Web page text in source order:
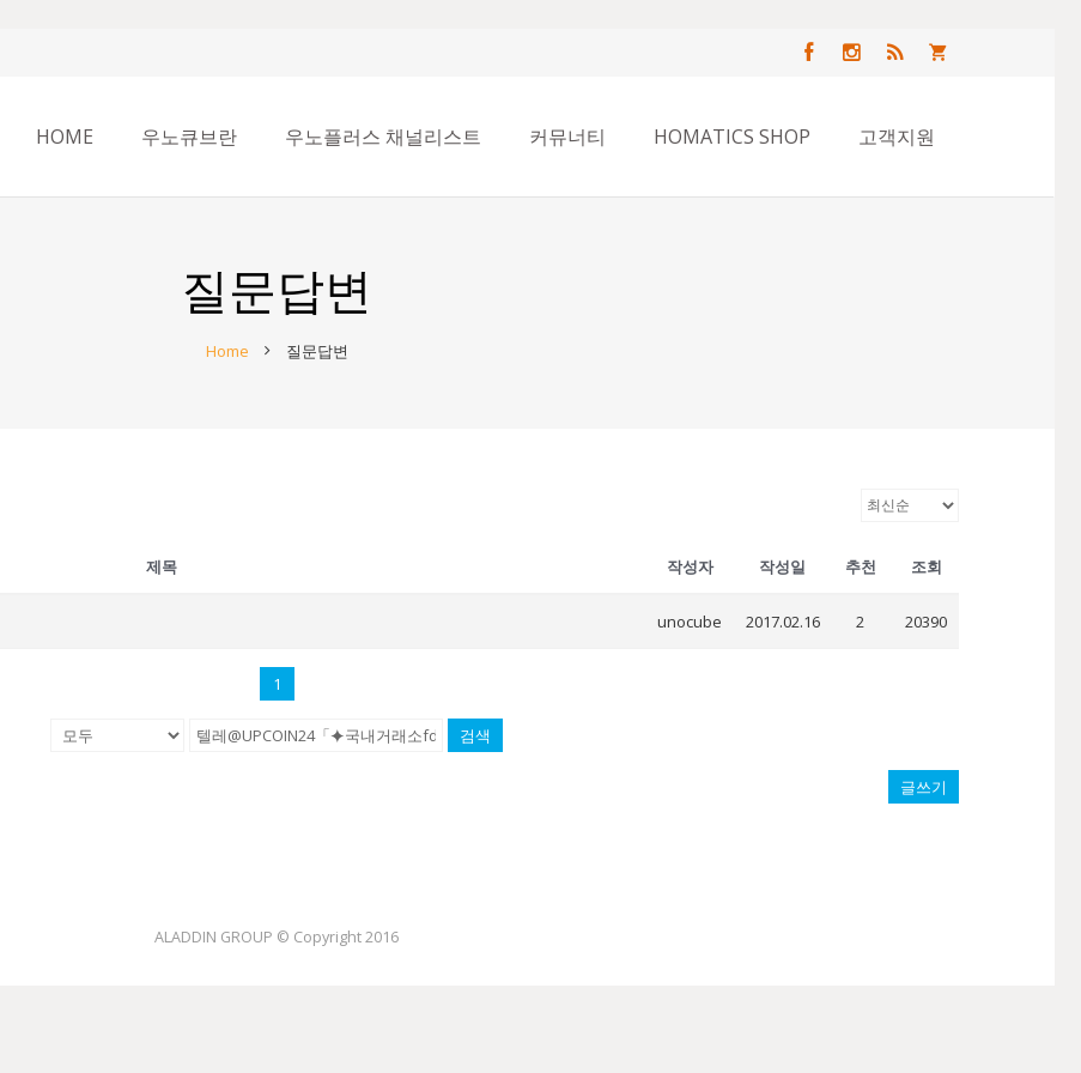
HOME 우노큐브란 우노플러스 채널리스트 커뮤너티 HOMATICS SHOP 고객지원
질문답변
Home 질문답변
제목 작성자 작성일 추천 조회
unocube 2017.02.16 2 20390
1
검색
글쓰기
ALADDIN GROUP © Copyright 2016